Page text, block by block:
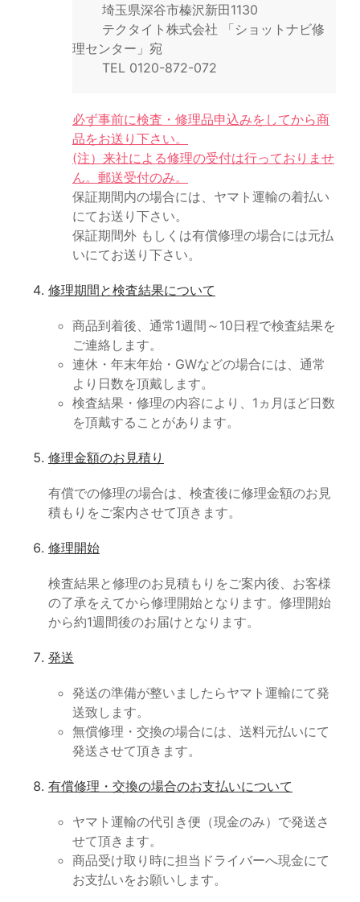
埼玉県深谷市榛沢新田1130
テクタイト株式会社 「ショットナビ修
理センター」宛
TEL 0120-872-072
必ず事前に検査・修理品申込みをしてから商
品をお送り下さい。
(注）来社による修理の受付は行っておりませ
ん。郵送受付のみ。
保証期間内の場合には、ヤマト運輸の着払い
にてお送り下さい。
保証期間外 もしくは有償修理の場合には元払
いにてお送り下さい。
修理期間と検査結果について
商品到着後、通常1週間～10日程で検査結果を
ご連絡します。
連休・年末年始・GWなどの場合には、通常
より日数を頂戴します。
検査結果・修理の内容により、1ヵ月ほど日数
を頂戴することがあります。
修理金額のお見積り
有償での修理の場合は、検査後に修理金額のお見
積もりをご案内させて頂きます。
修理開始
検査結果と修理のお見積もりをご案内後、お客様
の了承をえてから修理開始となります。修理開始
から約1週間後のお届けとなります。
発送
発送の準備が整いましたらヤマト運輸にて発
送致します。
無償修理・交換の場合には、送料元払いにて
発送させて頂きます。
有償修理・交換の場合のお支払いについて
ヤマト運輸の代引き便（現金のみ）で発送さ
せて頂きます。
商品受け取り時に担当ドライバーへ現金にて
お支払いをお願いします。